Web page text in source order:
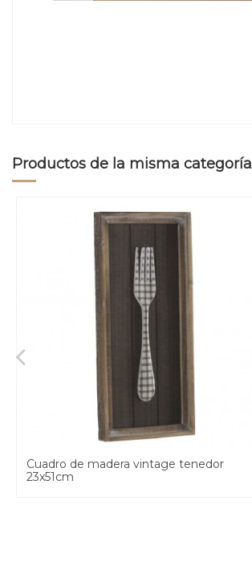
Productos de la misma categoría
Cuadro de madera vintage tenedor
23x51cm